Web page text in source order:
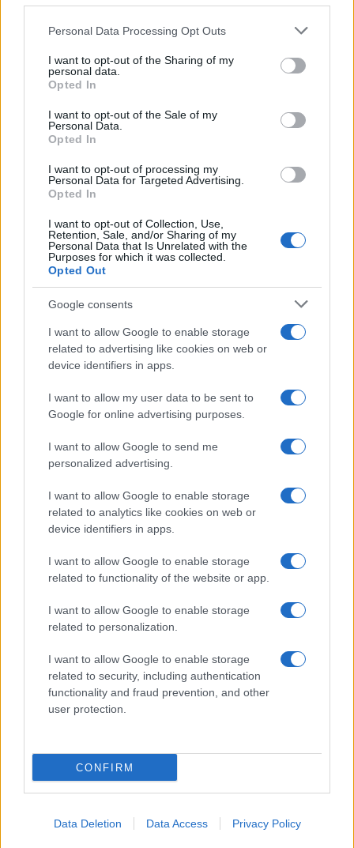
This information may also be disclosed by us to third parties
further disclose it to other third parties.
Please note that this website/app uses one or more Google
services and may gather and store information including but
not limited to your visit or usage behaviour. You may click to
grant or deny consent to Google and its third-party tags to
consent section.
Personal Data Processing Opt Outs
I want to opt-out of the Sharing of my
personal data.
Opted In
I want to opt-out of the Sale of my
Personal Data.
Opted In
I want to opt-out of processing my
Personal Data for Targeted Advertising.
Opted In
I want to opt-out of Collection, Use,
Retention, Sale, and/or Sharing of my
Personal Data that Is Unrelated with the
Purposes for which it was collected.
Opted Out
Google consents
I want to allow Google to enable storage
related to advertising like cookies on web or
device identifiers in apps.
I want to allow my user data to be sent to
Google for online advertising purposes.
I want to allow Google to send me
personalized advertising.
I want to allow Google to enable storage
related to analytics like cookies on web or
device identifiers in apps.
I want to allow Google to enable storage
related to functionality of the website or app.
I want to allow Google to enable storage
related to personalization.
I want to allow Google to enable storage
related to security, including authentication
functionality and fraud prevention, and other
user protection.
CONFIRM
Data Deletion Data Access Privacy Policy